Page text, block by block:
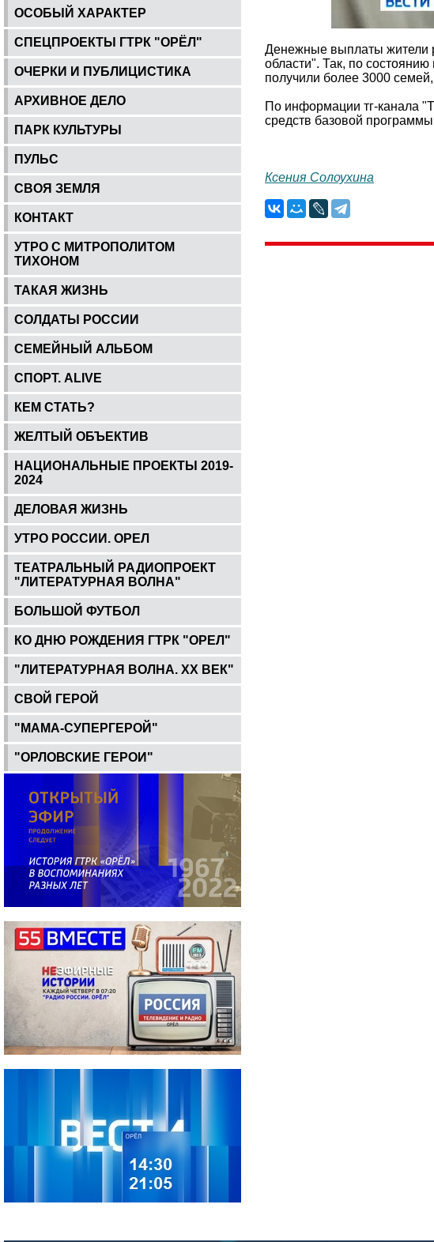
ОСОБЫЙ ХАРАКТЕР
СПЕЦПРОЕКТЫ ГТРК "ОРЁЛ"
ОЧЕРКИ И ПУБЛИЦИСТИКА
АРХИВНОЕ ДЕЛО
ПАРК КУЛЬТУРЫ
ПУЛЬС
СВОЯ ЗЕМЛЯ
КОНТАКТ
УТРО С МИТРОПОЛИТОМ
ТИХОНОМ
ТАКАЯ ЖИЗНЬ
СОЛДАТЫ РОССИИ
СЕМЕЙНЫЙ АЛЬБОМ
СПОРТ. ALIVE
КЕМ СТАТЬ?
ЖЕЛТЫЙ ОБЪЕКТИВ
НАЦИОНАЛЬНЫЕ ПРОЕКТЫ 2019-
2024
ДЕЛОВАЯ ЖИЗНЬ
УТРО РОССИИ. ОРЕЛ
ТЕАТРАЛЬНЫЙ РАДИОПРОЕКТ
"ЛИТЕРАТУРНАЯ ВОЛНА"
БОЛЬШОЙ ФУТБОЛ
КО ДНЮ РОЖДЕНИЯ ГТРК "ОРЕЛ"
"ЛИТЕРАТУРНАЯ ВОЛНА. ХХ ВЕК"
СВОЙ ГЕРОЙ
"МАМА-СУПЕРГЕРОЙ"
"ОРЛОВСКИЕ ГЕРОИ"
Денежные выплаты жители
области". Так, по
получили более 3000
По информации тг-канала
средств базовой
Ксения Солоухина